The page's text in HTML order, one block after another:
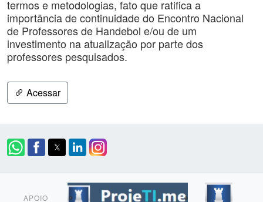
termos e metodologias, fato que ratifica a
importância de continuidade do Encontro Nacional
de Professores de Handebol e/ou de um
investimento na atualização por parte dos
professores pesquisados.
Acessar
APOIO